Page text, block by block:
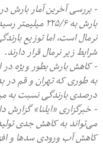
- بررسی آخرین آمار بارش
بارش به ۲۲۵/۶
شرایط زیر نرمال قرار دارند.
- کاهش بارش بطور ویژه در
درصدی بارندگی نسبت به
- خبرگزاری «ایلنا» گزارش
می‌تواند به کاهش جدی
کاهش آب ورودی سدها و